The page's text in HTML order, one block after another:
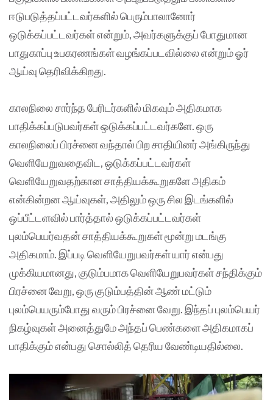
ஈடுபடுத்தப்பட்டவர்களில் பெரும்பாலானோர்
ஒடுக்கப்பட்டவர்கள் என்றும், அவர்களுக்குப் போதுமான
பாதுகாப்பு உபகரணங்கள் வழங்கப்படவில்லை என்றும் ஓர்
ஆய்வு தெரிவிக்கிறது.
காலநிலை சார்ந்த பேரிடர்களில் மிகவும் அதிகமாக
பாதிக்கப்படுபவர்கள் ஒடுக்கப்பட்டவர்களே. ஒரு
காலநிலைப் பிரச்னை வந்தால் பிற சாதியினர் அங்கிருந்து
வெளியேறுவதைவிட, ஒடுக்கப்பட்டவர்கள்
வெளியேறுவதற்கான சாத்தியக்கூறுகளே அதிகம்
என்கின்றன ஆய்வுகள், அதிலும் ஒரு சில இடங்களில்
ஒப்பீட்டளவில் பார்த்தால் ஒடுக்கப்பட்டவர்கள்
புலம்பெயர்வதன் சாத்தியக்கூறுகள் மூன்று மடங்கு
அதிகமாம். இப்படி வெளியேறுபவர்கள் யார் என்பது
முக்கியமானது, குடும்பமாக வெளியேறுபவர்கள் சந்திக்கும்
பிரச்னை வேறு, ஒரு குடும்பத்தின் ஆண் மட்டும்
புலம்பெயரும்போது வரும் பிரச்னை வேறு. இந்தப் புலம்பெயர்
நிகழ்வுகள் அனைத்துமே அந்தப் பெண்களை அதிகமாகப்
பாதிக்கும் என்பது சொல்லித் தெரிய வேண்டியதில்லை.